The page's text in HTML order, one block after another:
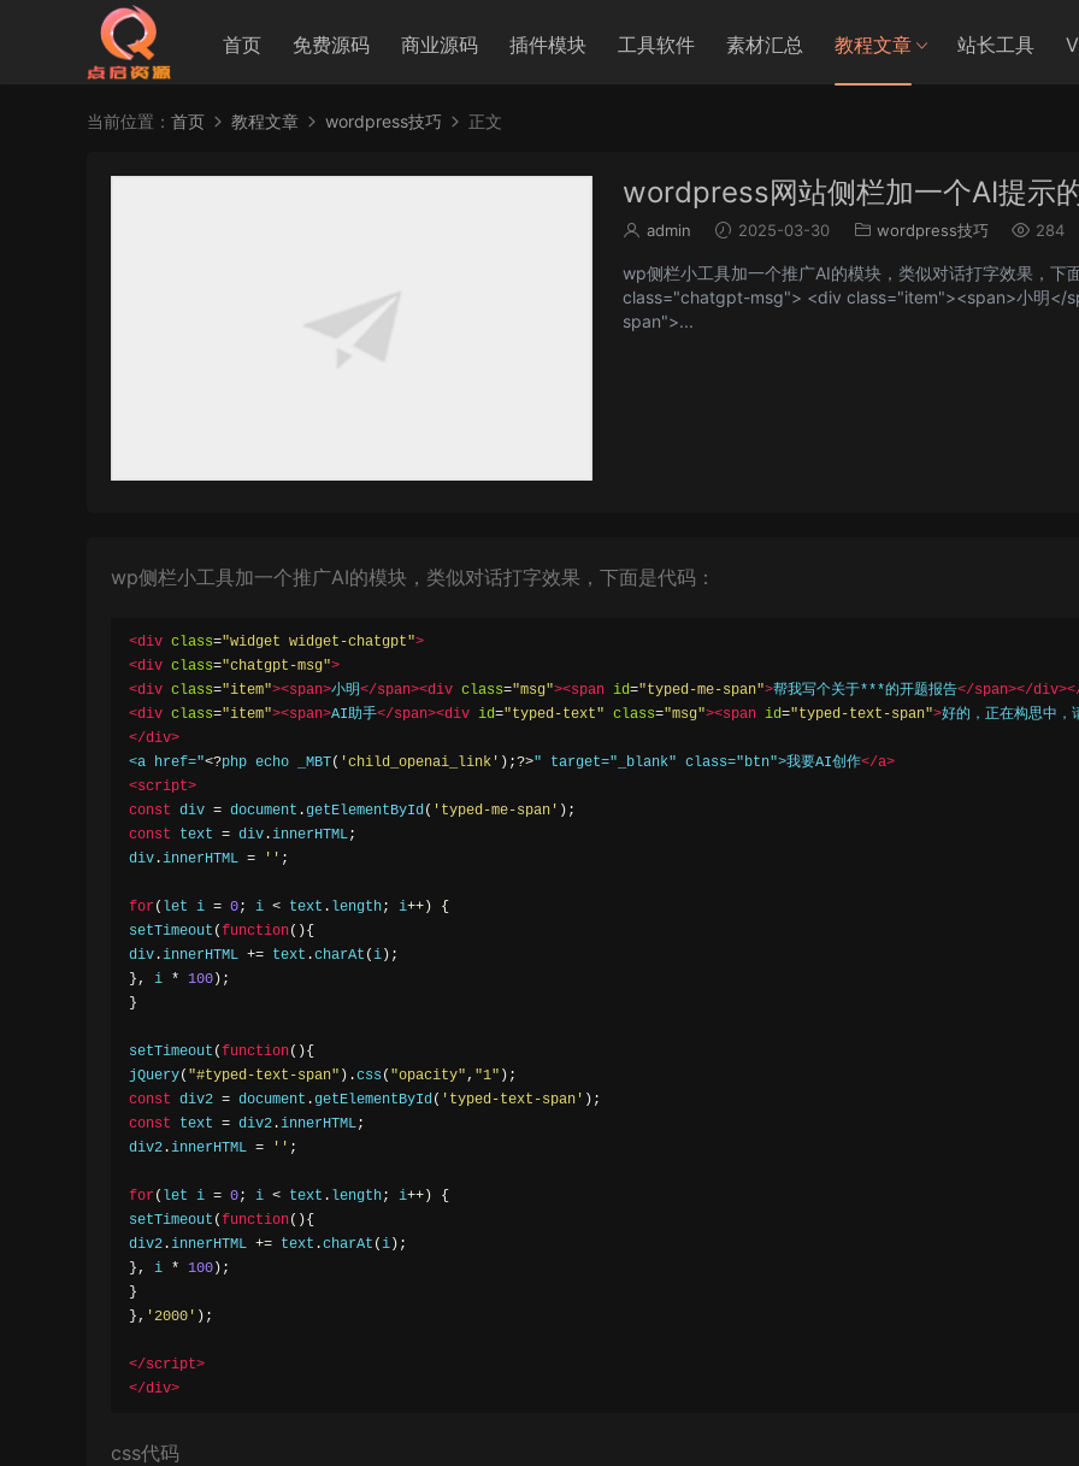
首页 免费源码 商业源码 插件模块 工具软件 素材汇总 教程文章 站长工具
当前位置： 首页 教程文章 wordpress技巧 正文
wordpress网站侧栏加一个AI提示
admin 2025-03-30 wordpress技巧 284
wp侧栏小工具加一个推广AI的模块，类似对话打字效果，
class="chatgpt-msg"> <div class="item"><span>小明
span">...
wp侧栏小工具加一个推广AI的模块，类似对话打字效果，下面是代码：
<div class="widget widget-chatgpt">
<div class="chatgpt-msg">
<div class="item"><span>小明</span><div class="msg"><span id="typed-me-span">帮我写个关于***的开题报告</span></
<div class="item"><span>AI助手</span><div id="typed-text" class="msg"><span id="typed-text-span">好的，正在构思中，
</div>
<a href="<?php echo _MBT( 'child_openai_link' );?>" target="_blank" class="btn">我要AI创作</a>
<script>
const div = document .getElementById( 'typed-me-span' );
const text = div .innerHTML;
div .innerHTML = '' ;
for( let i = 0; i < text . length; i++)
{
setTimeout (function(){
div .innerHTML += text .charAt (i );
},
i * 100 );
}
setTimeout (function(){
jQuery( "#typed-text-span" ).css ( "opacity", "1" );
const div2 = document .getElementById( 'typed-text-span' );
const text = div2 .innerHTML;
div2 .innerHTML = '' ;
for( let i = 0; i < text . length; i++)
{
setTimeout (function(){
div2 .innerHTML += text .charAt (i );
},
i * 100 );
}
}, '2000' );
</script>
</div>
css代码